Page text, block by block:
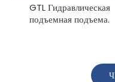
GTL Гидравлическая
подъемная подъема.